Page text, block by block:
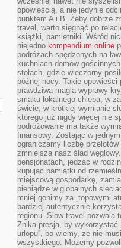
opowieścią, a nie jedynie
punktem A i B. Żeby dobrze
travel, warto sięgnąć po
książki, pamiętniki. Wśród
niejedno kompendium online
podróżach spędzonych na
kuchniach domów
stołach, gdzie wieczorny
późnej nocy. Takie opowieści
prawdziwa magia wyprawy
smaku lokalnego chleba, w
świcie, w krótkiej wymianie
którego już nigdy więcej nie
podróżowanie ma także
finansowy. Zostając w
ograniczamy liczbę
zmniejsza nasz ślad
pensjonatach, jedząc w
kupując pamiątki od
miejscową gospodarkę,
pieniądze w globalnych
mniej gonimy za „topowymi
bardziej autentycznie
regionu. Slow travel pozwala
Znika presja, by wykorzystać
urlopu”, bo wiemy, że nie
wszystkiego. Możemy